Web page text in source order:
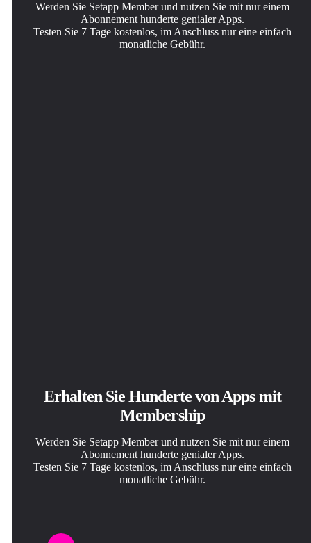
Werden Sie Setapp Member und nutzen Sie mit nur einem
Abonnement hunderte genialer Apps.
Testen Sie 7 Tage kostenlos, im Anschluss nur eine einfach
monatliche Gebühr.
Erhalten Sie Hunderte von Apps mit
Membership
Werden Sie Setapp Member und nutzen Sie mit nur einem
Abonnement hunderte genialer Apps.
Testen Sie 7 Tage kostenlos, im Anschluss nur eine einfach
monatliche Gebühr.